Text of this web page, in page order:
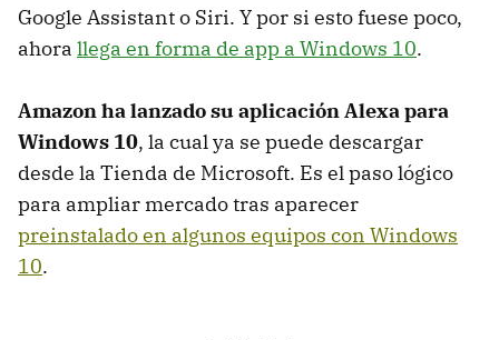
Google Assistant o Siri. Y por si esto fuese poco,
ahora llega en forma de app a Windows 10.
Amazon ha lanzado su aplicación Alexa para
Windows 10, la cual ya se puede descargar
desde la Tienda de Microsoft. Es el paso lógico
para ampliar mercado tras aparecer
preinstalado en algunos equipos con Windows
10.